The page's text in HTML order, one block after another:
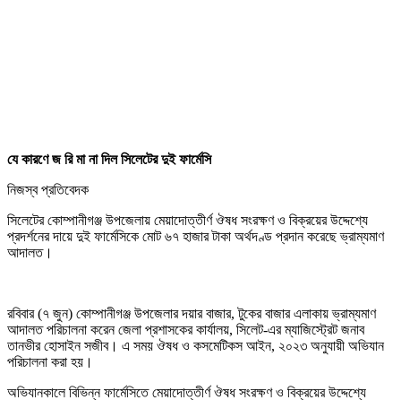
যে কারণে জ রি মা না দিল সিলেটের দুই ফার্মেসি
নিজস্ব প্রতিবেদক
সিলেটের কোম্পানীগঞ্জ উপজেলায় মেয়াদোত্তীর্ণ ঔষধ সংরক্ষণ ও বিক্রয়ের উদ্দেশ্যে
প্রদর্শনের দায়ে দুই ফার্মেসিকে মোট ৬৭ হাজার টাকা অর্থদণ্ড প্রদান করেছে ভ্রাম্যমাণ
আদালত।
রবিবার (৭ জুন) কোম্পানীগঞ্জ উপজেলার দয়ার বাজার, টুকের বাজার এলাকায় ভ্রাম্যমাণ
আদালত পরিচালনা করেন জেলা প্রশাসকের কার্যালয়, সিলেট-এর ম্যাজিস্ট্রেট জনাব
তানভীর হোসাইন সজীব। এ সময় ঔষধ ও কসমেটিকস আইন, ২০২৩ অনুযায়ী অভিযান
পরিচালনা করা হয়।
অভিযানকালে বিভিন্ন ফার্মেসিতে মেয়াদোত্তীর্ণ ঔষধ সংরক্ষণ ও বিক্রয়ের উদ্দেশ্যে